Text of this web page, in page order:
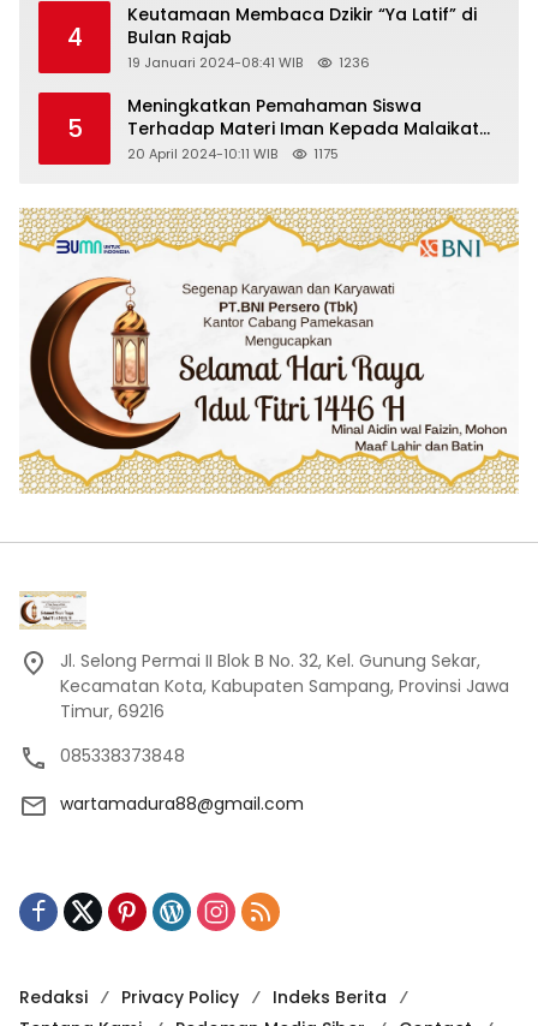
4
Keutamaan Membaca Dzikir “Ya Latif” di
Bulan Rajab
19 Januari 2024-08:41 WIB 1236
5
Meningkatkan Pemahaman Siswa
Terhadap Materi Iman Kepada Malaikat
Allah Melalui Metode Pembelajaran
20 April 2024-10:11 WIB 1175
Jl. Selong Permai II Blok B No. 32, Kel. Gunung Sekar,
Kecamatan Kota, Kabupaten Sampang, Provinsi Jawa
Timur, 69216
085338373848
wartamadura88@gmail.com
Redaksi Privacy Policy
Indeks Berita